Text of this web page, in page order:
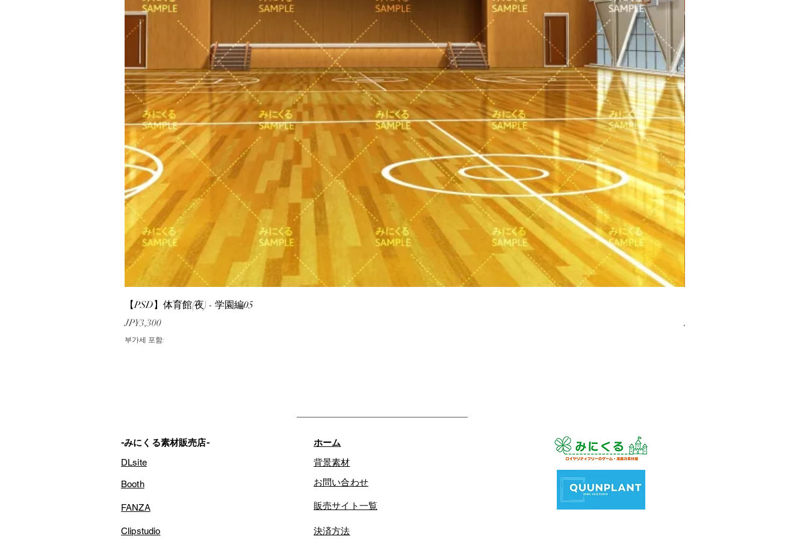
【PSD】体育館(夜) - 学園編05
가격
JP¥3,300
부가세 포함:
가격
JP¥3,300
-みにくる素材販売店-
DLsite
Booth
FANZA
Clipstudio
ホーム
背景素材
お問い合わせ
販売サイト一覧
決済方法